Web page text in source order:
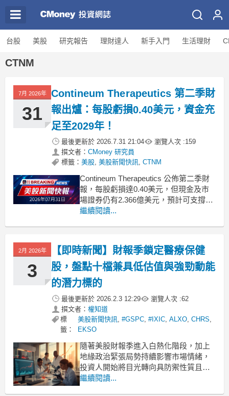
台股 美股 研究報告 理財達人 新手入門 生活理財
CTNM
7月 2026年
31
Contineum Therapeutics 第二季財
報出爐：每股虧損0.40美元，資金充
足至2029年！
最後更新於 2026.7.31 21:04 瀏覽人次 :159
撰文者： CMoney 研究員
標籤： 美股, 美股新聞快訊, CTNM
Contineum Therapeutics 公佈第二季財
報，每股虧損達0.40美元，但現金及市
場證券仍有2.366億美元，預計可支撐運
營至2029年。 .badgeprice-container {
gap:
繼續閱讀...
2月 2026年
3
【即時新聞】財報季鎖定醫療保健
股，盤點十檔兼具低估值與強勁動能
的潛力標的
最後更新於 2026.2.3 12:29 瀏覽人次 :62
撰文者： 權知道
標
籤：
美股新聞快訊,#GSPC,#IXIC,ALXO,CHRS,
EKSO
隨著美股財報季進入白熱化階段，加上
地緣政治緊張局勢持續影響市場情緒，
投資人開始將目光轉向具防禦性質且評
價合理的標的。根據權威市場評級數據
繼續閱讀...